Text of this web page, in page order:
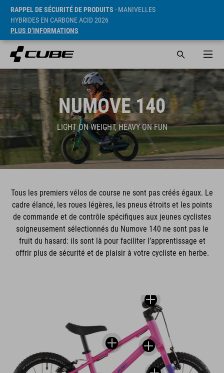
RAPPEL DE SÉCURITÉ DE PRODUITS - MANIVELLES
HYBRIDES EN CARBONE ACID 2026
PLUS D’INFORMATIONS
NUMOVE 140
LIGHT ON WEIGHT, HEAVY ON FUN
Tous les premiers vélos de course ne sont pas créés égaux. Le
cadre élancé, les roues légères, les pneus étroits et les points
de commande et de contrôle spécifiques aux jeunes cyclistes
soigneusement sélectionnés du Numove 140 ne sont pas le
fruit du hasard: ils sont là pour faciliter l’apprentissage et
offrir plus de sécurité et de plaisir à votre cycliste en herbe.